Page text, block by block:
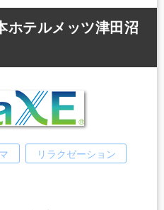
ホテルメッツ津田沼
リラクゼーション